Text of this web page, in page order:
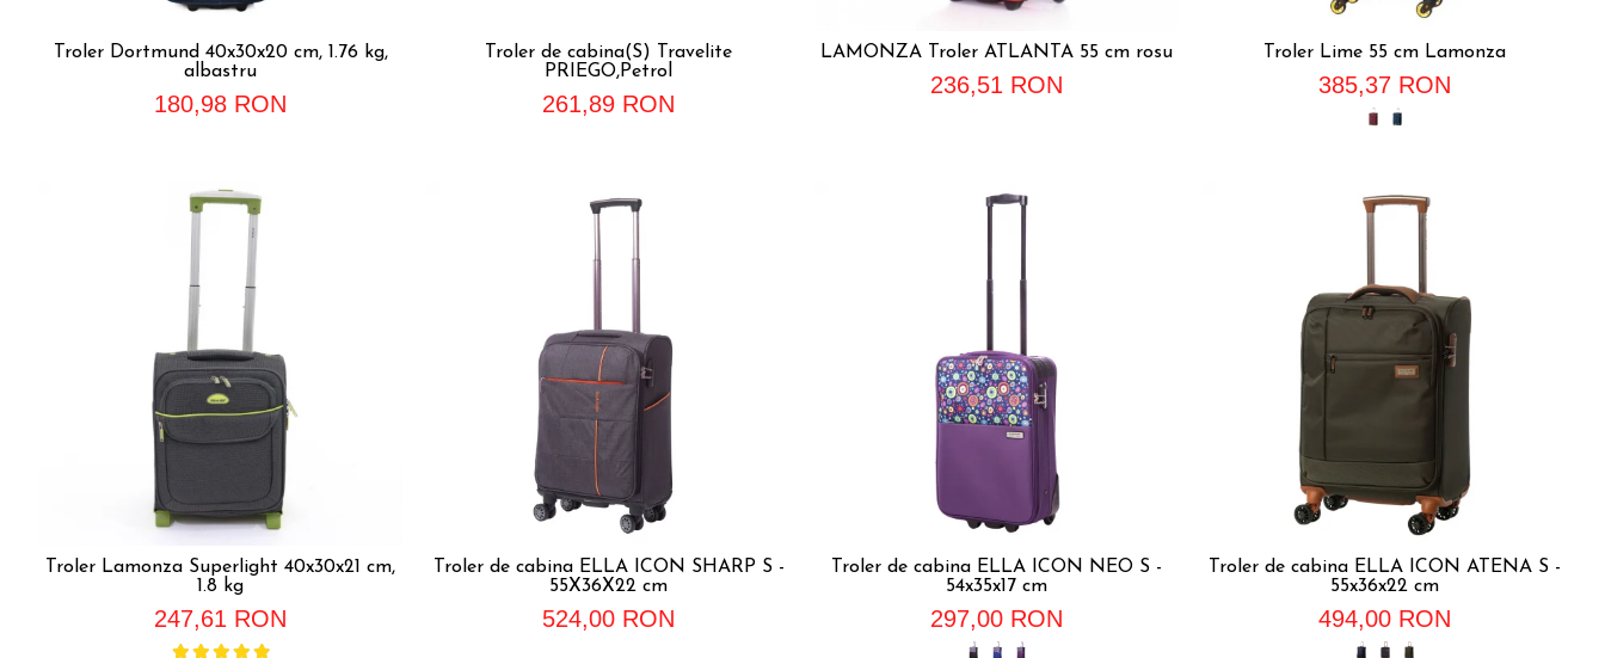
Troler Dortmund 40x30x20 cm, 1.76 kg,
albastru
180,98 RON
Troler de cabina(S) Travelite
PRIEGO,Petrol
261,89 RON
LAMONZA Troler ATLANTA 55 cm rosu
236,51 RON
Troler Lime 55 cm Lamonza
385,37 RON
Troler Lamonza Superlight 40x30x21 cm,
1.8 kg
247,61 RON
Troler de cabina ELLA ICON SHARP S -
55X36X22 cm
524,00 RON
Troler de cabina ELLA ICON NEO S -
54x35x17 cm
297,00 RON
Troler de cabina ELLA ICON ATENA S -
55x36x22 cm
494,00 RON